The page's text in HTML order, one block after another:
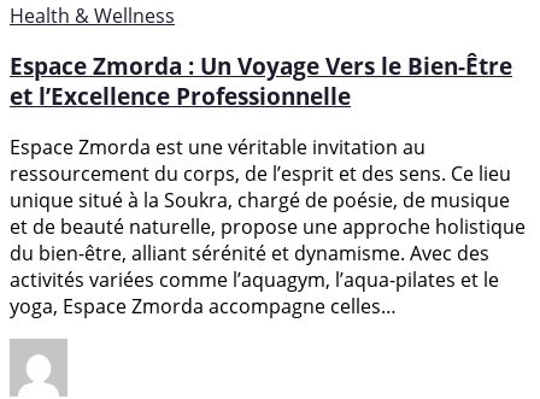
Health & Wellness
Espace Zmorda : Un Voyage Vers le Bien-Être
et l’Excellence Professionnelle
Espace Zmorda est une véritable invitation au
ressourcement du corps, de l’esprit et des sens. Ce lieu
unique situé à la Soukra, chargé de poésie, de musique
et de beauté naturelle, propose une approche holistique
du bien-être, alliant sérénité et dynamisme. Avec des
activités variées comme l’aquagym, l’aqua-pilates et le
yoga, Espace Zmorda accompagne celles…